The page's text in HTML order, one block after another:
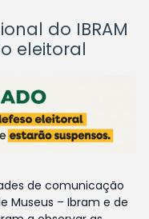
do IBRAM
eleitoral
de comunicação
Museus – Ibram e de